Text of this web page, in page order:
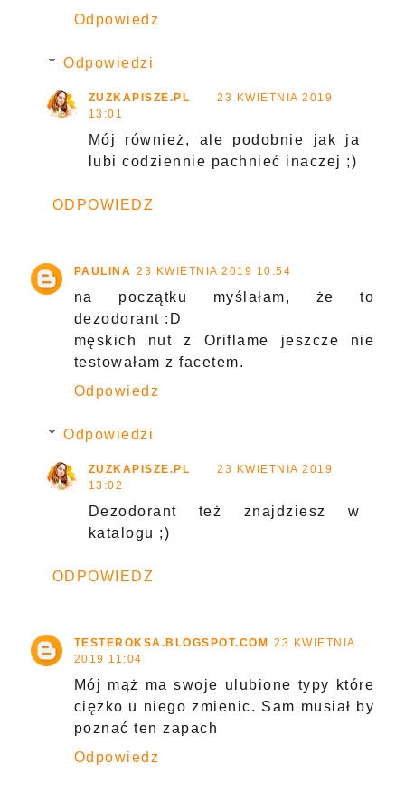
Odpowiedz
Odpowiedzi
ZUZKAPISZE.PL
23 KWIETNIA 2019
13:01
Mój również, ale podobnie jak ja
lubi codziennie pachnieć inaczej ;)
ODPOWIEDZ
PAULINA 23 KWIETNIA 2019 10:54
na początku myślałam, że to
dezodorant :D
męskich nut z Oriflame jeszcze nie
testowałam z facetem.
Odpowiedz
Odpowiedzi
ZUZKAPISZE.PL
23 KWIETNIA 2019
13:02
Dezodorant też znajdziesz w
katalogu ;)
ODPOWIEDZ
TESTEROKSA.BLOGSPOT.COM
23 KWIETNIA
2019 11:04
Mój mąż ma swoje ulubione typy które
ciężko u niego zmienic. Sam musiał by
poznać ten zapach
Odpowiedz